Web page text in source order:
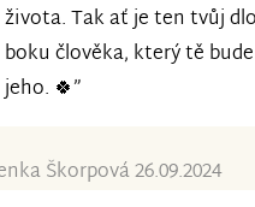
života. Tak ať je ten tvůj
boku člověka, který tě
jeho. 🍀”
Škorpová 26.09.2024